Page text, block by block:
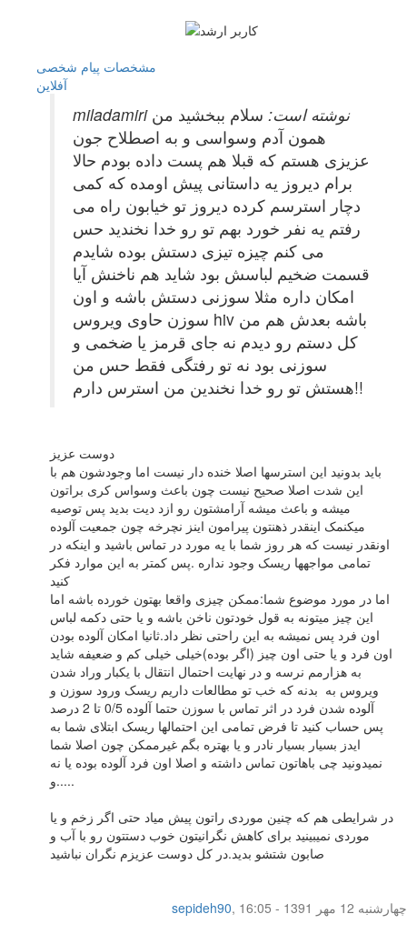
مشخصات پیام شخصی
آفلاين
miladamiri نوشته است: سلام ببخشید من
همون آدم وسواسی و به اصطلاح جون
عزیزی هستم که قبلا هم پست داده بودم حالا
برام دیروز یه داستانی پیش اومده که کمی
دچار استرسم کرده دیروز تو خیابون راه می
رفتم یه نفر خورد بهم تو رو خدا نخندید حس
می کنم چیزه تیزی دستش بوده شایدم
قسمت ضخیم لباسش بود شاید هم ناخنش آیا
امکان داره مثلا سوزنی دستش باشه و اون
سوزن حاوی ویروس hiv باشه بعدش هم من
کل دستم رو دیدم نه جای قرمز یا ضخمی و
سوزنی بود نه تو رفتگی فقط حس من
هستش تو رو خدا نخندین من استرس دارم!!
دوست عزیز
باید بدونید این استرسها اصلا خنده دار نیست اما وجودشون هم با
این شدت اصلا صحیح نیست چون باعث وسواس کری براتون
میشه و باعث میشه آرامشتون رو ازد دیت بدید پس توصیه
میکنمک اینقدر ذهنتون پیرامون اینز نچرخه چون جمعیت آلوده
اونقدر نیست که هر روز شما با یه مورد در تماس باشید و اینکه در
تمامی مواجهها ریسک وجود نداره .پس کمتر به این موارد فکر
کنید
اما در مورد موضوع شما:ممکن چیزی واقعا بهتون خورده باشه اما
این چیز میتونه به قول خودتون ناخن باشه و یا حتی دکمه لباس
اون فرد پس نمیشه به این راحتی نظر داد.ثانیا امکان آلوده بودن
اون فرد و یا حتی اون چیز (اگر بوده)خیلی خیلی کم و ضعیفه شاید
به هزارمم نرسه و در نهایت احتمال انتقال با یکبار وراد شدن
ویروس به بدنه که خب تو مطالعات داریم ریسک ورود سوزن و
آلوده شدن فرد در اثر تماس با سوزن حتما آلوده 0/5 تا 2 درصد
پس حساب کنید تا فرض تمامی این احتمالها ریسک ابتلای شما به
ایدز بسیار بسیار نادر و یا بهتره بگم غیرممکن چون اصلا شما
نمیدونید چی باهاتون تماس داشته و اصلا اون فرد آلوده بوده یا نه
و.....
در شرایطی هم که چنین موردی راتون پیش میاد حتی اگر زخم و یا
موردی نمیبینید برای کاهش نگرانیتون خوب دستتون رو با آب و
صابون شتشو بدید.در کل دوست عزیزم نگران نباشید
sepideh90,
چهار‌شنبه 12 مهر 1391 - 16:05